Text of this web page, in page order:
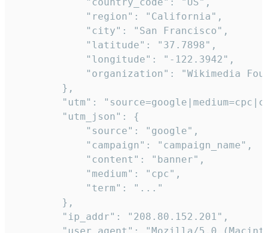
            "region": "California",
            "city": "San Francisco",
            "latitude": "37.7898",
            "longitude": "-122.3942",
"organization": "Wikimedia
        },
"utm":
        "utm_json": {
            "source": "google",
            "campaign": "campaign_name",
            "content": "banner",
            "medium": "cpc",
            "term": "..."
        },
        "ip_addr": "208.80.152.201",
"user_agent": "Mozilla/5.0